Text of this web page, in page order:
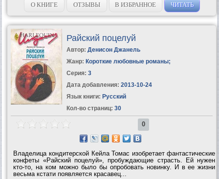
О КНИГЕ
ОТЗЫВЫ В ИЗБРАННОЕ ЧИТАТЬ
Райский поцелуй
Автор: Денисон Джанель
Жанр: Короткие любовные романы;
Серия: 3
Дата добавления: 2013-10-24
Язык книги: Русский
Кол-во страниц: 30
0
Владелица кондитерской Кейла Томас изобретает фантастические
конфеты «Райский поцелуй», пробуждающие страсть. Ей нужен
кто-то, на ком можно было бы опробовать новинку. И в ее жизни
весьма кстати появляется красавец...